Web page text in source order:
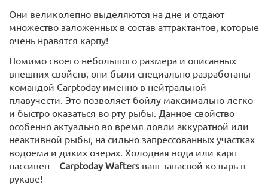
Они великолепно выделяются на дне и отдают
множество заложенных в состав аттрактантов, которые
очень нравятся карпу!
Помимо своего небольшого размера и описанных
внешних свойств, они были специально разработаны
командой Carptoday именно в нейтральной
плавучести. Это позволяет бойлу максимально легко
и быстро оказаться во рту рыбы. Данное свойство
особенно актуально во время ловли аккуратной или
неактивной рыбы, на сильно запрессованных участках
водоема и диких озерах. Холодная вода или карп
пассивен – Carptoday Wafters ваш запасной козырь в
рукаве!